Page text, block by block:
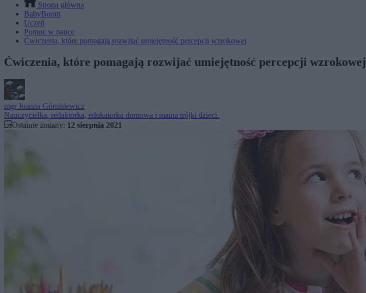
Strona główna
BabyBoom
Uczeń
Pomoc w nauce
Ćwiczenia, które pomagają rozwijać umiejętność percepcji wzrokowej
Ćwiczenia, które pomagają rozwijać umiejętność percepcji wzrokowej
mgr Joanna Górnisiewicz
Nauczycielka, redaktorka, edukatorka domowa i mama trójki dzieci.
Ostatnie zmiany: 12 sierpnia 2021